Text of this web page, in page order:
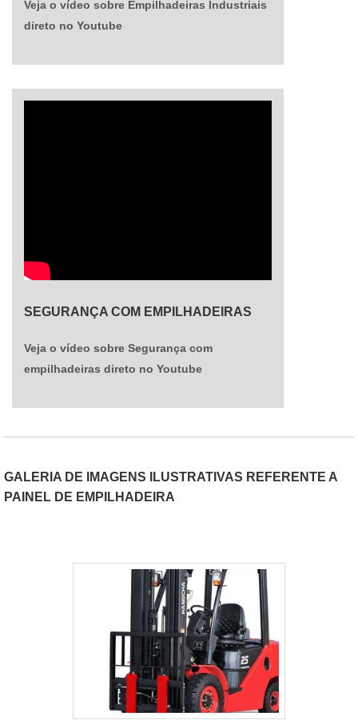
empilhadeiras pantográficas é permitir um
pantógrafo de dupla profundidade.Solicite seu
Veja o vídeo sobre Empilhadeiras Industriais
direto no Youtube
SEGURANÇA COM EMPILHADEIRAS
Veja o vídeo sobre Segurança com
empilhadeiras direto no Youtube
GALERIA DE IMAGENS ILUSTRATIVAS REFERENTE A
PAINEL DE EMPILHADEIRA